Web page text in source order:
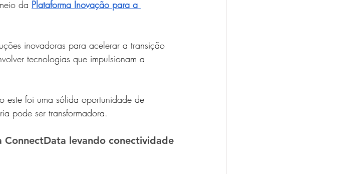
da Plataforma Inovação para a
inovadoras para acelerar a transição
tecnologias que impulsionam a
este foi uma sólida oportunidade de
pode ser transformadora.
levando conectividade